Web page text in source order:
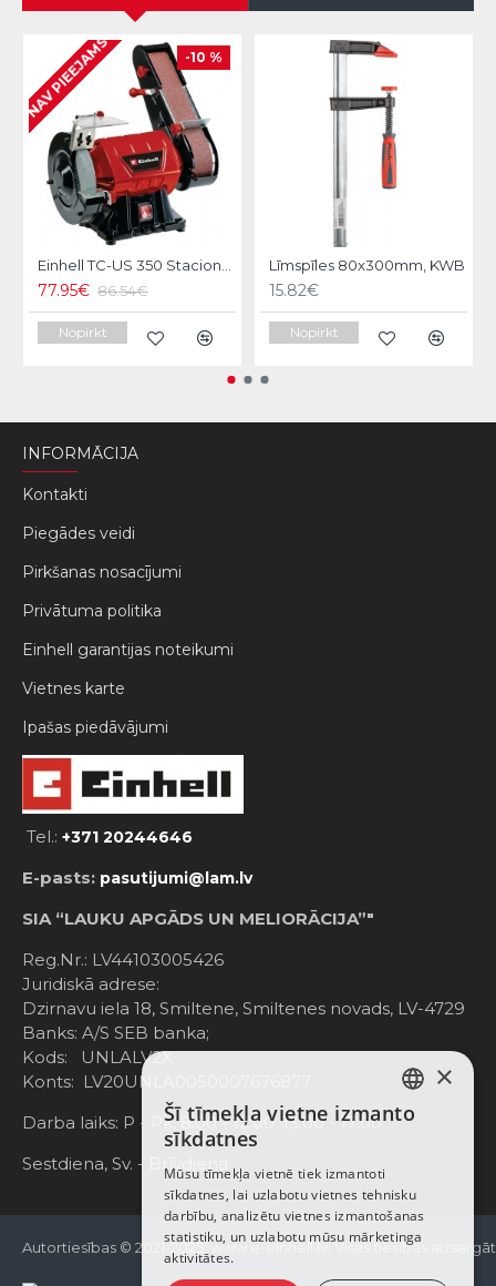
-10 %
NAV PIEEJAMS
Einhell TC-US 350 Stacionārā slīpmašīna
77.95€ 86.54€
Nopirkt
Līmspīles 80x300mm, KWB
15.82€
Nopirkt
INFORMĀCIJA
Kontakti
Piegādes veidi
Pirkšanas nosacījumi
Privātuma politika
Einhell garantijas noteikumi
Vietnes karte
Ipašas piedāvājumi
Tel.: +371 20244646
E-pasts: pasutijumi@lam.lv
SIA “LAUKU APGĀDS UN MELIORĀCIJA”"
Reg.Nr.: LV44103005426
Juridiskā adrese:
Dzirnavu iela 18, Smiltene, Smiltenes novads, LV-4729
Banks: A/S SEB banka;
Kods: UNLALV2X
Konts: LV20UNLA0050007676877
Darba laiks: P - Pk. 8:00 - 12:00; 13:00 - 17:00
Sestdiena, Sv. - Brīvdiena
Autortiesības © 2021-2025, www.e-einhell.lv, Visas tiesības
LATVIAN
ENGLISH
×
Šī tīmekļa vietne izmanto
sīkdatnes
Mūsu tīmekļa vietnē tiek izmantoti
sīkdatnes, lai uzlabotu vietnes tehnisku
darbību, analizētu vietnes izmantošanas
statistiku, un uzlabotu mūsu mārketinga
aktivitātes.